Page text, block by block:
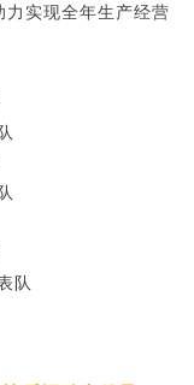
力实现全年生产经营
队